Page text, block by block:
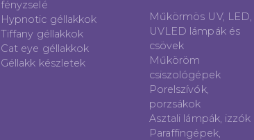
fényzselé
Hypnotic géllakkok
Tiffany géllakkok
Cat eye géllakkok
Géllakk készletek
Műkörmös UV, LED,
UVLED lámpák és
csövek
Műköröm
csiszológépek
Porelszívók,
porzsákok
Asztali lámpák, izzók
Paraffingépek,